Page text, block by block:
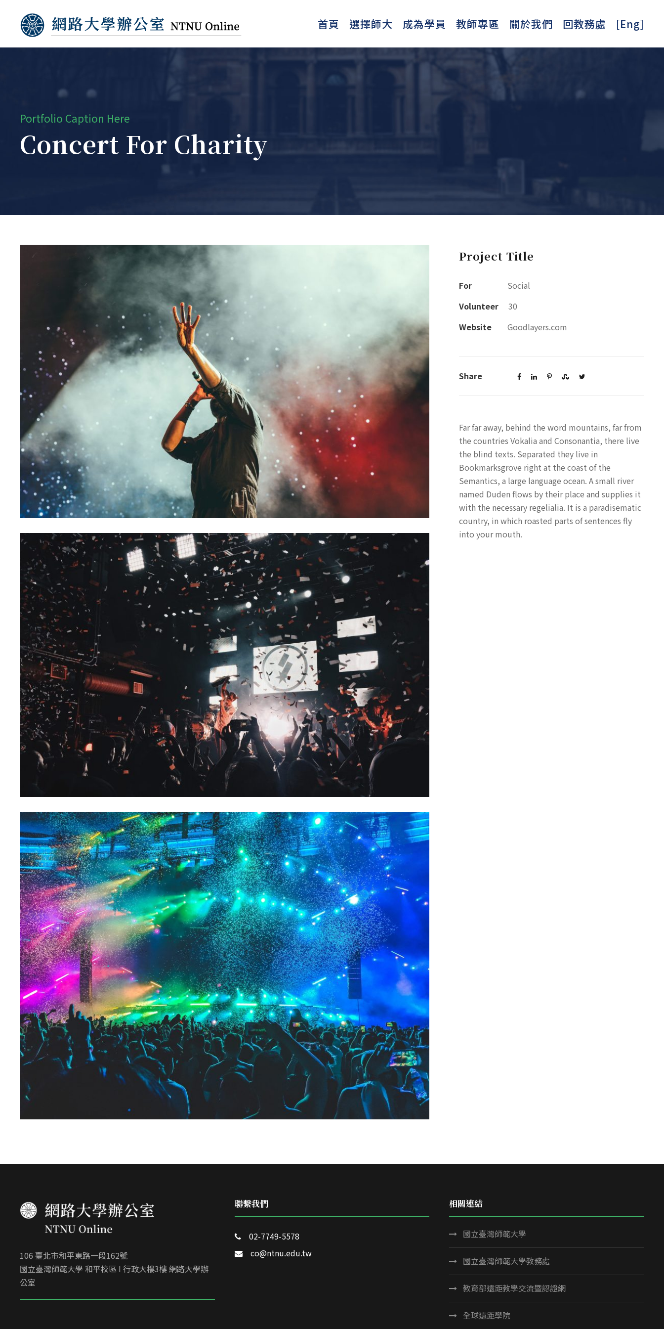
首頁 選擇師大 成為學員 教師專區 關於我們 回教務處 [Eng]
Portfolio Caption Here
Concert For Charity
Project Title
For
Social
Volunteer
30
Website
Goodlayers.com
Share
Far far away, behind the word mountains, far from
the countries Vokalia and Consonantia, there live
the blind texts. Separated they live in
Bookmarksgrove right at the coast of the
Semantics, a large language ocean. A small river
named Duden flows by their place and supplies it
with the necessary regelialia. It is a paradisematic
country, in which roasted parts of sentences fly
into your mouth.
106 臺北市和平東路一段162號
國立臺灣師範大學 和平校區 I 行政大樓3樓 網路大學辦
公室
聯繫我們
02-7749-5578
co@ntnu.edu.tw
相關連結
國立臺灣師範大學
國立臺灣師範大學教務處
教育部遠距教學交流暨認證網
全球遠距學院